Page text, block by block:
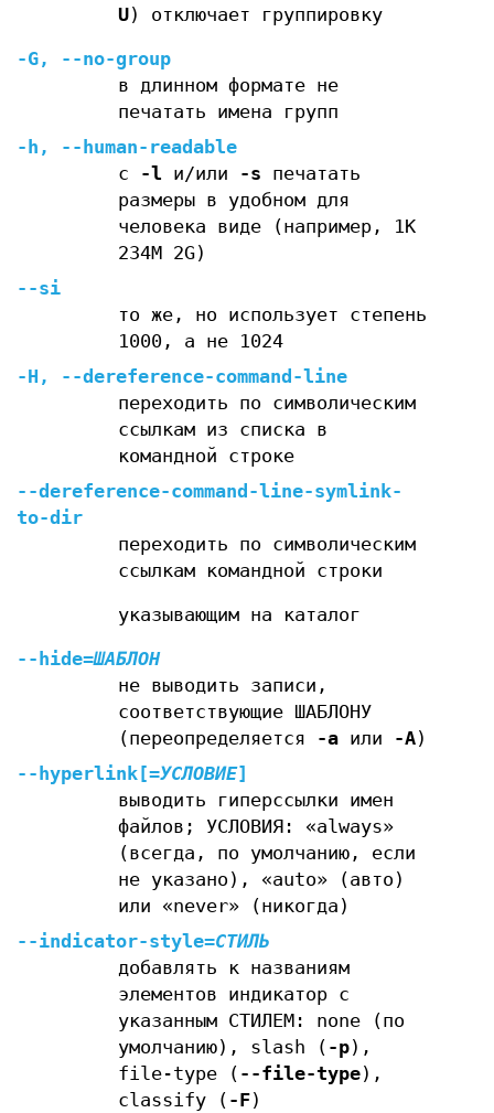
U) отключает группировку
-G,
--no-group
в длинном формате не
печатать имена групп
-h ,
--human-readable
c
-l и/или -s печатать
размеры в удобном для
человека виде (например, 1K
234M 2G)
--si
то же, но использует степень
1000, а не 1024
-H ,
--dereference-command-line
переходить по символическим
ссылкам из списка в
командной строке
--dereference-command-line-symlink-
to-dir
переходить по символическим
ссылкам командной строки
указывающим на каталог
--hide=ШАБЛОН
не выводить записи,
соответствующие ШАБЛОНУ
(переопределяется
-aили -A)
--hyperlink [=УСЛОВИЕ]
выводить гиперссылки имен
файлов; УСЛОВИЯ: «always»
(всегда, по умолчанию, если
не указано), «auto» (авто)
или «never» (никогда)
--indicator-style=СТИЛЬ
добавлять к названиям
элементов индикатор с
указанным СТИЛЕМ: none (по
умолчанию), slash ( -p),
file-type ( --file-type),
classify ( -F)